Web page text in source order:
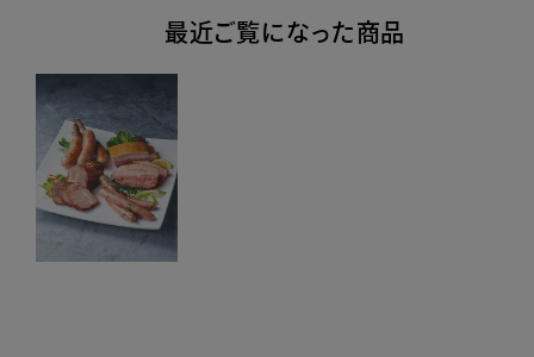
最近ご覧になった商品